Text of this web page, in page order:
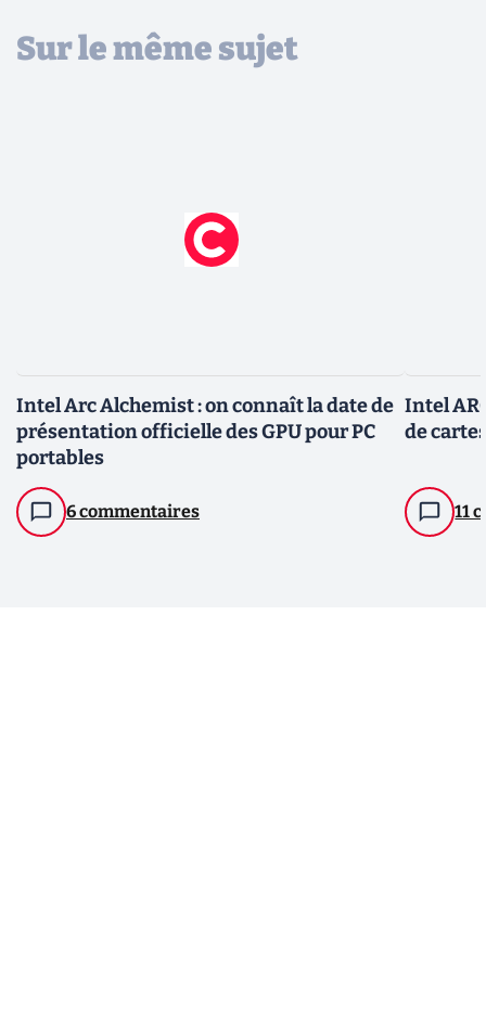
Sur le même sujet
Intel Arc Alchemist : on connaît la date de
présentation officielle des GPU pour PC
portables
6 commentaires
Intel
de
11